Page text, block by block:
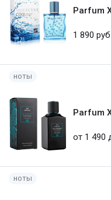
Parfum
1 890 руб
ноты
Parfum
от 1 490
ноты